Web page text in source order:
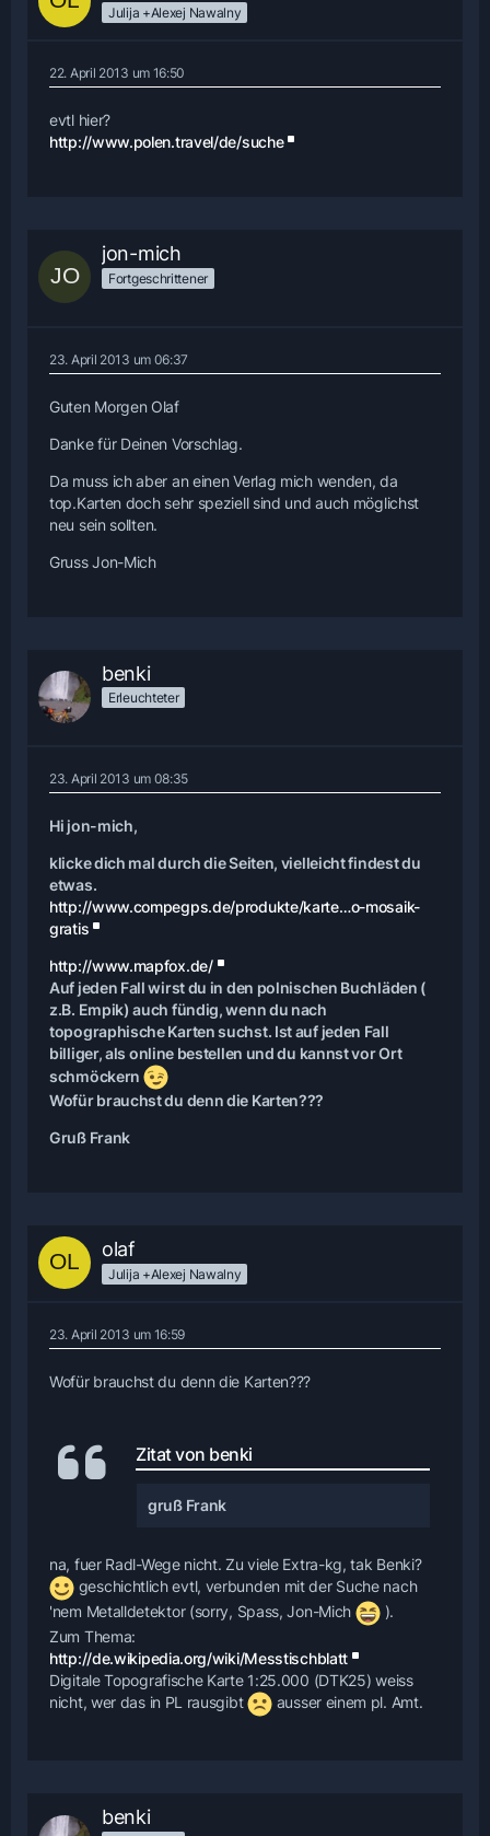
Julija +Alexej Nawalny
22. April 2013 um 16:50
evtl hier?
http://www.polen.travel/de/suche
jon-mich
Fortgeschrittener
23. April 2013 um 06:37
Guten Morgen Olaf
Danke für Deinen Vorschlag.
Da muss ich aber an einen Verlag mich wenden, da
top.Karten doch sehr speziell sind und auch möglichst
neu sein sollten.
Gruss Jon-Mich
benki
Erleuchteter
23. April 2013 um 08:35
Hi jon-mich,
klicke dich mal durch die Seiten, vielleicht findest du
etwas.
http://www.compegps.de/produkte/karte…o-mosaik-
gratis
http://www.mapfox.de/
Auf jeden Fall wirst du in den polnischen Buchläden (
z.B. Empik) auch fündig, wenn du nach
topographische Karten suchst. Ist auf jeden Fall
billiger, als online bestellen und du kannst vor Ort
schmöckern
Wofür brauchst du denn die Karten???
Gruß Frank
olaf
Julija +Alexej Nawalny
23. April 2013 um 16:59
Wofür brauchst du denn die Karten???
Zitat von benki
gruß Frank
na, fuer Radl-Wege nicht. Zu viele Extra-kg, tak Benki?
geschichtlich evtl, verbunden mit der Suche nach
'nem Metalldetektor (sorry, Spass, Jon-Mich
).
Zum Thema:
http://de.wikipedia.org/wiki/Messtischblatt
Digitale Topografische Karte 1:25.000 (DTK25) weiss
nicht, wer das in PL rausgibt
ausser einem pl. Amt.
benki